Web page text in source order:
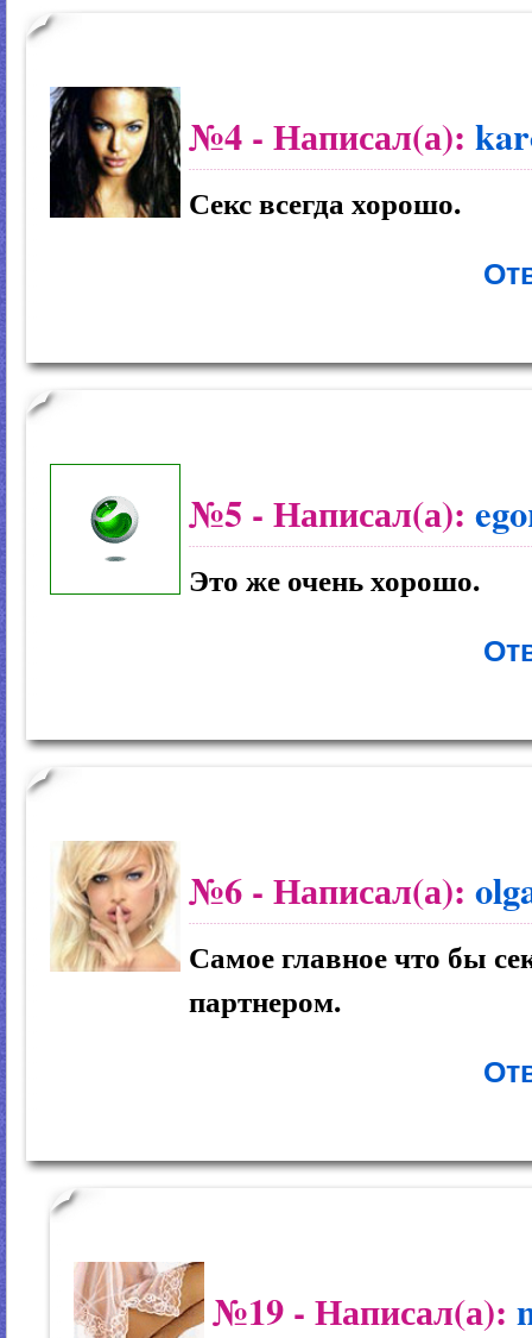
№4 - Написал(а):
Секс всегда хорошо.
№5 - Написал(а):
Это же очень хорошо.
№6 - Написал(а):
Самое главное что бы
партнером.
№19 - Написал(а):